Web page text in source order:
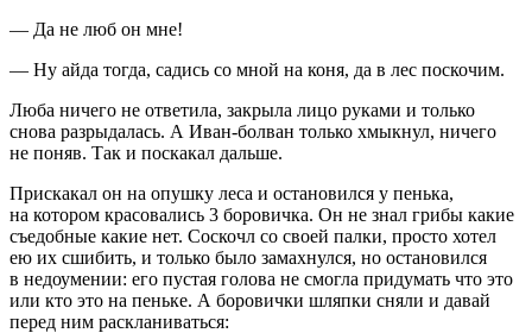
— Да не люб он мне!
— Ну айда тогда, садись со мной на коня, да в лес поскочим.
Люба ничего не ответила, закрыла лицо руками и только
снова разрыдалась. А Иван-болван только хмыкнул, ничего
не поняв. Так и поскакал дальше.
Прискакал он на опушку леса и остановился у пенька,
на котором красовались 3 боровичка. Он не знал грибы какие
съедобные какие нет. Соскочл со своей палки, просто хотел
ею их сшибить, и только было замахнулся, но остановился
в недоумении: его пустая голова не смогла придумать что это
или кто это на пеньке. А боровички шляпки сняли и давай
перед ним раскланиваться: